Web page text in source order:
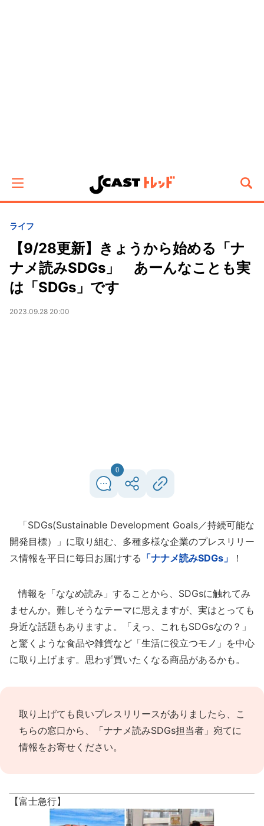
ライフ
【9/28更新】きょうから始める「ナ
ナメ読みSDGs」 あーんなことも実
は「SDGs」です
2023.09.28 20:00
0
「SDGs(Sustainable Development Goals／持続可能な
開発目標）」に取り組む、多種多様な企業のプレスリリー
ス情報を平日に毎日お届けする 「ナナメ読みSDGs」 ！
情報を「ななめ読み」することから、SDGsに触れてみ
ませんか。難しそうなテーマに思えますが、実はとっても
身近な話題もありますよ。「えっ、これもSDGsなの？」
と驚くような食品や雑貨など「生活に役立つモノ」を中心
に取り上げます。思わず買いたくなる商品があるかも。
取り上げても良いプレスリリースがありましたら、 こ
ちらの窓口から、「ナナメ読みSDGs担当者」宛てに
情報をお寄せください。
【富士急行】